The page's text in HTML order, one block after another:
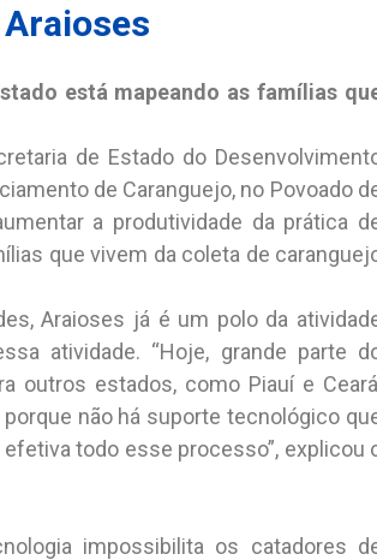
está mapeando as famílias
de Estado do
de Caranguejo, no Povoado
a produtividade da prática
que vivem da coleta de
Araioses já é um polo da
atividade. “Hoje, grande parte
outros estados, como Piauí e
não há suporte tecnológico
todo esse processo”, explicou
impossibilita os catadores